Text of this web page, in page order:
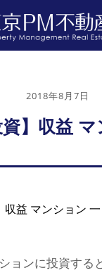
2018年8月7日
資】収益
ョンに投資する